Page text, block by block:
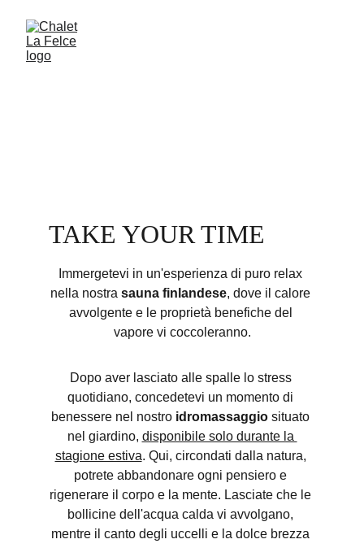
Immergetevi in un'esperienza di puro relax
nella nostra sauna finlandese, dove il calore
avvolgente e le proprietà benefiche del
vapore vi coccoleranno.
Dopo aver lasciato alle spalle lo stress
quotidiano, concedetevi un momento di
benessere nel nostro idromassaggio situato
nel giardino, disponibile solo durante la
stagione estiva. Qui, circondati dalla natura,
potrete abbandonare ogni pensiero e
rigenerare il corpo e la mente. Lasciate che le
bollicine dell'acqua calda vi avvolgano,
mentre il canto degli uccelli e la dolce brezza
TAKE YOUR TIME